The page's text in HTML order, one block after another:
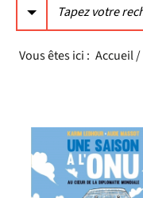
Vous êtes ici : Accueil/